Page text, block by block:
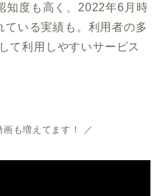
知度も高く、2022年6月時
ている実績も。利用者の多
て利用しやすいサービス
も増えてます！ ／